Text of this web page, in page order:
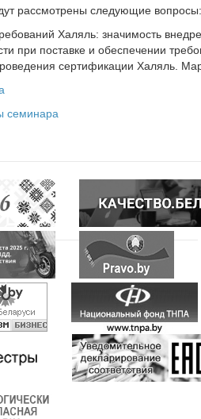
рассмотрены следующие вопросы:
Халяль: значимость
при поставке и обеспечении
сертификации Халяль.
семинара